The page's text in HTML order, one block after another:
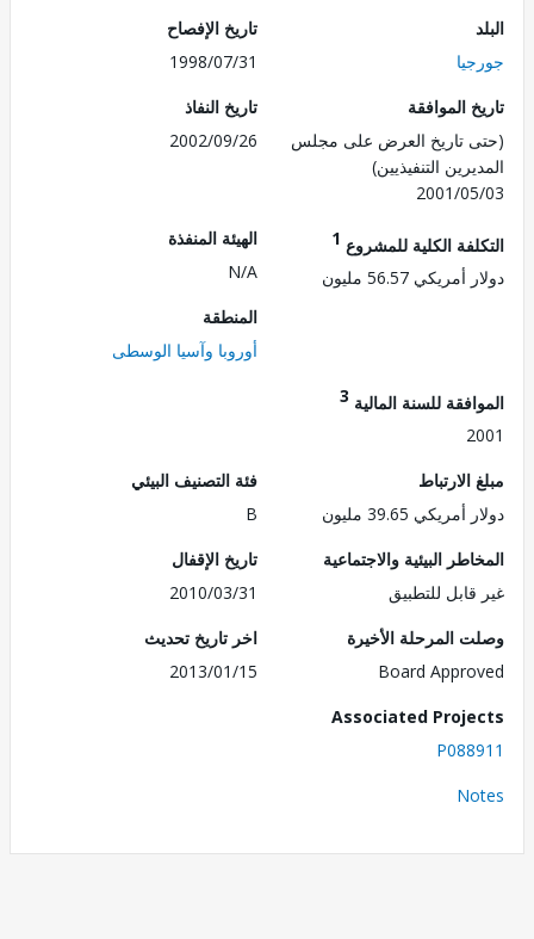
تاريخ الإفصاح
1998/07/31
الموافقة
تاريخ العرض على مجلس
التنفيذيين)
2001/
تاريخ النفاذ
2002/09/26
الكلية للمشروع1
56.57 مليون
الهيئة المنفذة
أوروبا وآسيا الوسطى
للسنة المالية3
39.65 مليون
فئة التصنيف البيئي
البيئية والاجتماعية
للتطبيق
تاريخ الإقفال
2010/03/31
المرحلة الأخيرة
Board
اخر تاريخ تحديث
2013/01/15
Associated